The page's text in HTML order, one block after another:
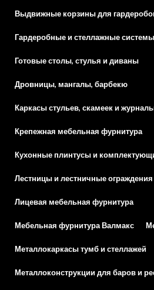
Выдвижные корзины для
Гардеробные и стеллажные системы
Готовые столы, стулья и диваны
Дровницы, мангалы, барбекю
Каркасы стульев, скамеек и
Крепежная мебельная фурнитура
Кухонные плинтусы и
Лестницы и лестничные ограждения
Лицевая мебельная фурнитура
Мебельная фурнитура Валмакс
Металлокаркасы тумб и стеллажей
Металлоконструкции для баров и